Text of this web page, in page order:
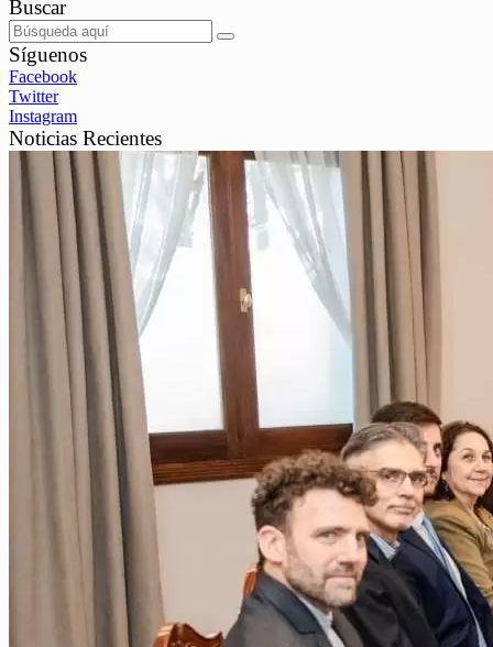
Buscar
Síguenos
Facebook
Twitter
Instagram
Noticias Recientes